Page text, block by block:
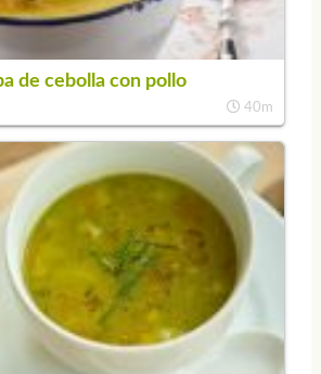
de cebolla con pollo
40m